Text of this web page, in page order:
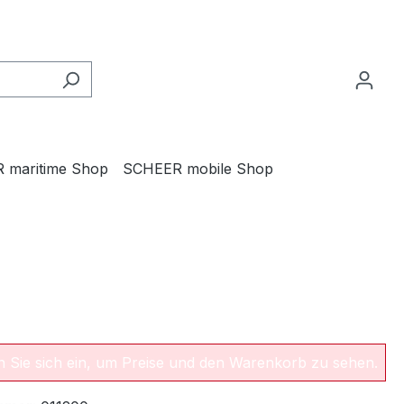
maritime Shop SCHEER mobile Shop
Sie sich ein, um Preise und den Warenkorb zu sehen.